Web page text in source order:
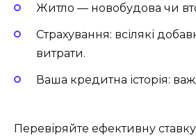
Житло — новобудова чи
Страхування: всілякі
витрати.
Ваша кредитна історія:
Перевіряйте ефективну